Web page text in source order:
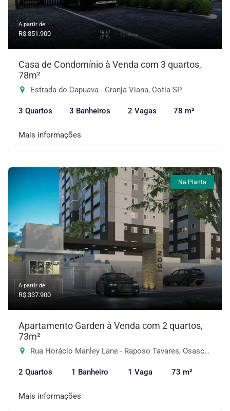
A partir de:
R$ 351.900
Casa de Condomínio à Venda com 3 quartos,
78m²
Estrada do Capuava - Granja Viana, Cotia-SP
3 Quartos 3 Banheiros 2 Vagas 78 m²
Mais informações
Na Planta
A partir de:
R$ 337.900
Apartamento Garden à Venda com 2 quartos,
73m²
Rua Horácio Manley Lane - Raposo Tavares, Osasco-SP
2 Quartos 1 Banheiro 1 Vaga 73 m²
Mais informações